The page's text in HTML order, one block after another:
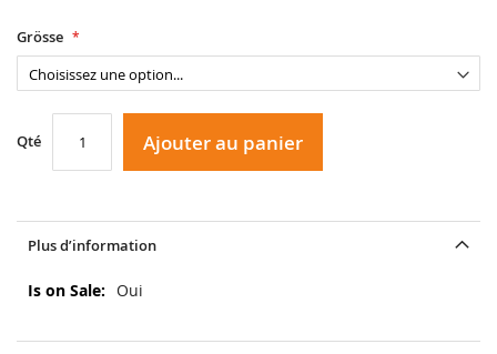
Grösse
Qté Ajouter au panier
Plus d’information
Plus
Oui